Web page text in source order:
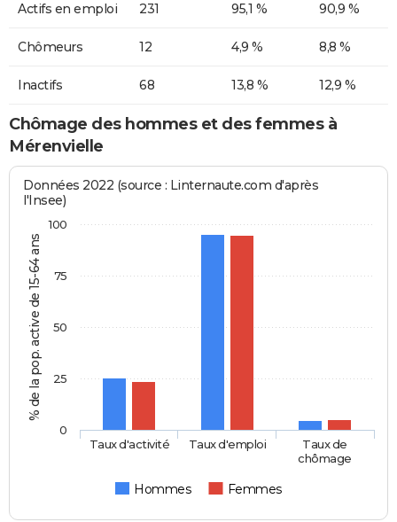
Actifs en emploi 231 95,1 % 90,9 %
Chômeurs 12 4,9 % 8,8 %
Inactifs 68 13,8 % 12,9 %
Chômage des hommes et des femmes à
Mérenvielle
% de la pop. active de 15-64 ans
Données 2022 (source : Linternaute.com d'après
l'Insee)
Hommes Femmes
Taux d'activité Taux d'emploi
Taux de
chômage
0
25
50
75
100